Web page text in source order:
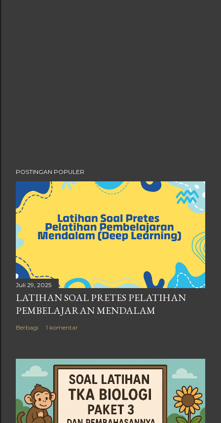
POSTINGAN POPULER
Juli 29, 2025
LATIHAN SOAL PRETES PELATIHAN
PEMBELAJARAN MENDALAM
Berbagi 1 komentar